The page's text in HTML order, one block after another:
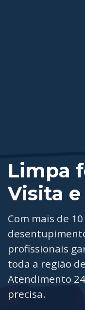
Limpa
Visita
Com mais de
profissionais
toda a região
Atendimento
precisa.